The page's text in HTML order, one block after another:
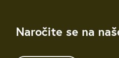
Naročite se na